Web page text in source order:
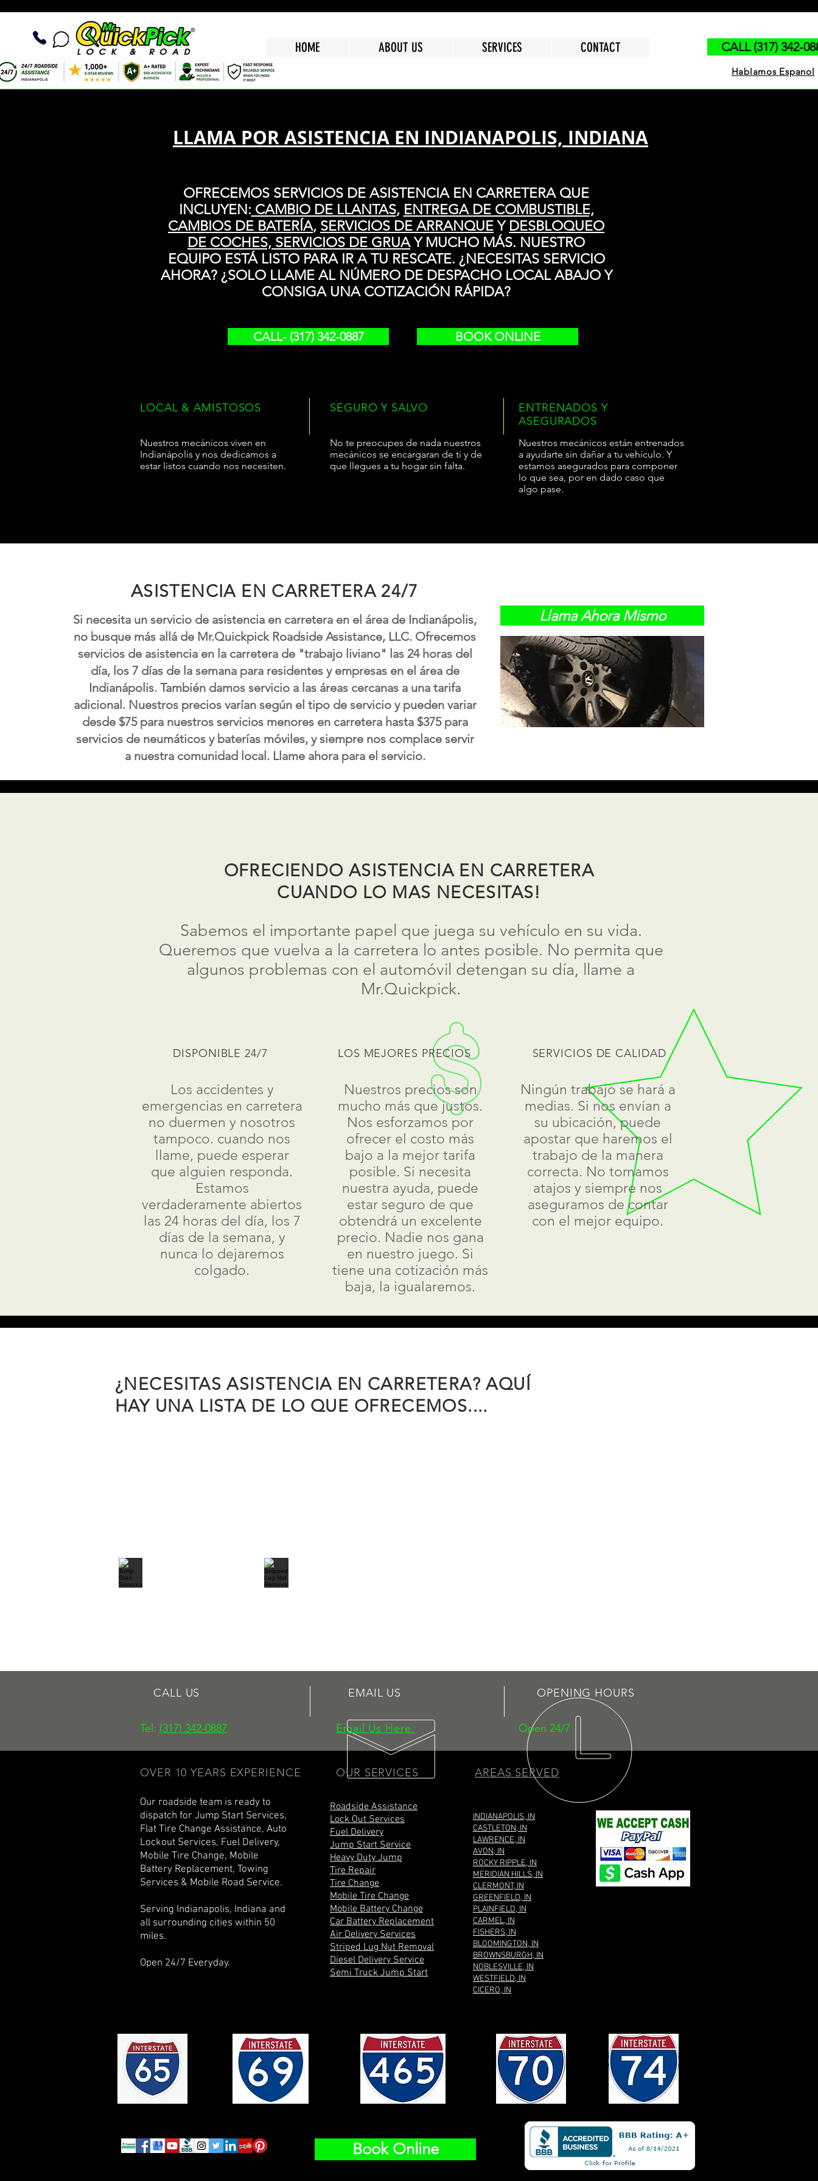
HOME ABOUT US SERVICES CONTACT CALL (317) 342-
Hablamos Espanol
LLAMA POR ASISTENCIA EN INDIANAPOLIS, INDIANA
OFRECEMOS SERVICIOS DE ASISTENCIA EN CARRETERA QUE
INCLUYEN: CAMBIO DE LLANTAS, ENTREGA DE COMBUSTIBLE,
CAMBIOS DE BATERÍA, SERVICIOS DE ARRANQUEY DESBLOQUEO
DE COCHES, SERVICIOS DE GRUAY MUCHO MÁS. NUESTRO
EQUIPO ESTÁ LISTO PARA IR A TU RESCATE. ¿NECESITAS SERVICIO
AHORA? ¿SOLO LLAME AL NÚMERO DE DESPACHO LOCAL ABAJO Y
CONSIGA UNA COTIZACIÓN RÁPIDA?
CALL- (317) 342-0887 BOOK ONLINE
LOCAL & AMISTOSOS SEGURO Y SALVO
ENTRENADOS Y
ASEGURADOS
Nuestros mecánicos viven en
Indianápolis y nos dedicamos a
estar listos cuando nos necesiten.
No te preocupes de nada nuestros
mecánicos se encargaran de ti y de
que llegues a tu hogar sin falta.
Nuestros mecánicos están entrenados
a ayudarte sin dañar a tu vehículo. Y
estamos asegurados para componer
lo que sea, por en dado caso que
algo pase.
ASISTENCIA EN CARRETERA 24/7
Si necesita un servicio de asistencia en carretera en el área de Indianápolis,
no busque más allá de Mr.Quickpick Roadside Assistance, LLC. Ofrecemos
servicios de asistencia en la carretera de "trabajo liviano" las 24 horas del
día, los 7 días de la semana para residentes y empresas en el área de
Indianápolis. También damos servicio a las áreas cercanas a una tarifa
adicional. Nuestros precios varían según el tipo de servicio y pueden variar
desde $75 para nuestros servicios menores en carretera hasta $375 para
servicios de neumáticos y baterías móviles, y siempre nos complace servir
a nuestra comunidad local. Llame ahora para el servicio.
Llama Ahora Mismo
OFRECIENDO ASISTENCIA EN CARRETERA
CUANDO LO MAS NECESITAS!
Sabemos el importante papel que juega su vehículo en su vida.
Queremos que vuelva a la carretera lo antes posible. No permita que
algunos problemas con el automóvil detengan su día, llame a
Mr.Quickpick.
DISPONIBLE 24/7
Los accidentes y
emergencias en carretera
no duermen y nosotros
tampoco. cuando nos
llame, puede esperar
que alguien responda.
Estamos
verdaderamente abiertos
las 24 horas del día, los 7
días de la semana, y
nunca lo dejaremos
colgado.
LOS MEJORES PRECIOS
Nuestros precios son
mucho más que justos.
Nos esforzamos por
ofrecer el costo más
bajo a la mejor tarifa
posible. Si necesita
nuestra ayuda, puede
estar seguro de que
obtendrá un excelente
precio. Nadie nos gana
en nuestro juego. Si
tiene una cotización más
baja, la igualaremos.
SERVICIOS DE CALIDAD
Ningún trabajo se hará a
medias. Si nos envían a
su ubicación, puede
apostar que haremos el
trabajo de la manera
correcta. No tomamos
atajos y siempre nos
aseguramos de contar
con el mejor equipo.
¿NECESITAS ASISTENCIA EN CARRETERA? AQUÍ
HAY UNA LISTA DE LO QUE OFRECEMOS....
CALL US EMAIL US
Tel: (317) 342-0887 Email Us Here.
OPENING HOURS
Open 24/7
OVER 10 YEARS EXPERIENCE OUR SERVICES AREAS SERVED
Our roadside team is ready to
dispatch for Jump Start Services,
Flat Tire Change Assistance, Auto
Lockout Services, Fuel Delivery,
Mobile Tire Change, Mobile
Battery Replacement, Towing
Services & Mobile Road Service.
Serving Indianapolis, Indiana and
all surrounding cities within 50
miles.
Open 24/7 Everyday.
Roadside Assistance
Lock Out Services
Fuel Delivery
Jump Start Service
Heavy Duty Jump
Tire Repair
Tire Change
Mobile Tire Change
Mobile Battery Change
Car Battery Replacement
Air Delivery Services
Striped Lug Nut Removal
Diesel Delivery Service
Semi Truck Jump Start
INDIANAPOLIS, IN
CASTLETON, IN
LAWRENCE, IN
AVON, IN
ROCKY RIPPLE, IN
MERIDIAN HILLS, IN
CLERMONT, IN
GREENFIELD, IN
PLAINFIELD, IN
CARMEL, IN
FISHERS, IN
BLOOMINGTON, IN
BROWNSBURGH, IN
NOBLESVILLE, IN
WESTFIELD, IN
CICERO, IN
Book Online